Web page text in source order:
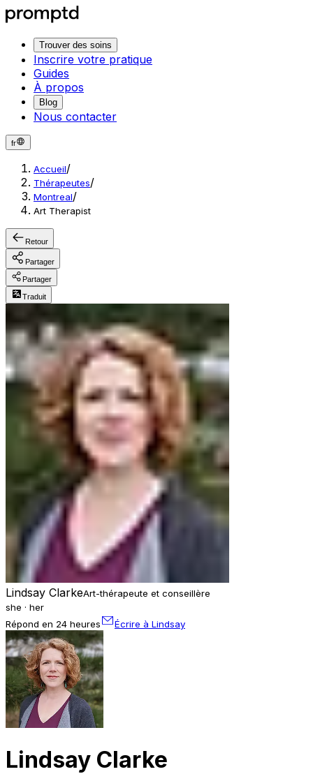
Trouver des soins
Inscrire votre pratique
Guides
À propos
Blog
Nous contacter
fr
Accueil/
Thérapeutes/
Montreal/
Art Therapist
Retour
Partager
Partager
Traduit
Lindsay ClarkeArt-thérapeute et conseillère
she · her
Répond en 24 heures
Écrire à Lindsay
Lindsay Clarke